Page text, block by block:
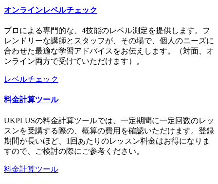
オンラインレベルチェック
プロによる専門的な、4技能のレベル測定を提供します。フ
レンドリーな講師とスタッフが、その場で、個人のニーズに
合わせた最適な学習アドバイスをお伝えします。（対面、オ
ンライン両方で受けていただけます）。
レベルチェック
料金計算ツール
UKPLUSの料金計算ツールでは、一定期間に一定回数のレッ
スンを受講する際の、概算の費用を確認いただけます。登録
期間が長いほど、1回あたりのレッスン料金はお得になりま
すので、ご検討の際にご参考ください。
料金計算ツール